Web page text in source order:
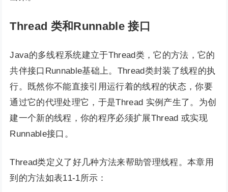
Thread 类和Runnable 接口
Java的多线程系统建立于Thread类，它的方法，它的
共伴接口Runnable基础上。Thread类封装了线程的执
行。既然你不能直接引用运行着的线程的状态，你要
通过它的代理处理它，于是Thread 实例产生了。为创
建一个新的线程，你的程序必须扩展Thread 或实现
Runnable接口。
Thread类定义了好几种方法来帮助管理线程。本章用
到的方法如表11-1所示：